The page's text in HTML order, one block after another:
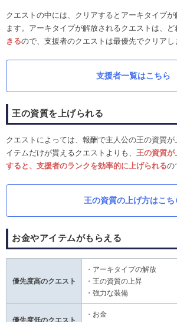
クエストの中には、クリアするとアーキタイプが
ます。アーキタイプが解放されるクエストは、ど
きるので、支援者のクエストは最優先でクリアし
支援者一覧はこちら
王の資質を上げられる
クエストによっては、報酬で主人公の王の資質
イテムだけが貰えるクエストよりも、 王の資質
すると、 支援者のランクを効率的に上げられるの
王の資質の上げ方はこち
お金やアイテムがもらえる
優先度高のクエスト
・アーキタイプの解放
・王の資質の上昇
・強力な装備
優先度低のクエスト
・お金